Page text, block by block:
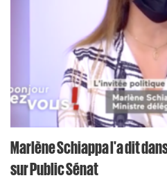
Marlène Schiappa l'a dit
sur Public Sénat